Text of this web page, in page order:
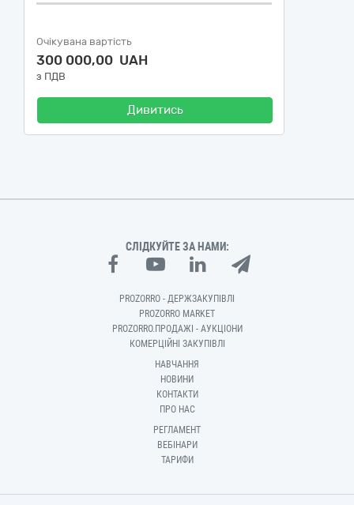
Очікувана вартість
300 000,00 UAH
з ПДВ
Дивитись
СЛІДКУЙТЕ ЗА НАМИ:
PROZORRO - ДЕРЖЗАКУПІВЛІ
PROZORRO MARKET
PROZORRO.ПРОДАЖІ - АУКЦІОНИ
КОМЕРЦІЙНІ ЗАКУПІВЛІ
НАВЧАННЯ
НОВИНИ
КОНТАКТИ
ПРО НАС
РЕГЛАМЕНТ
ВЕБІНАРИ
ТАРИФИ